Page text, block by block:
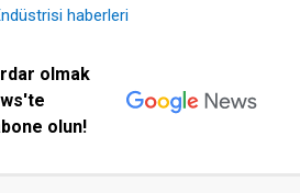
haberleri
olmak
olun!